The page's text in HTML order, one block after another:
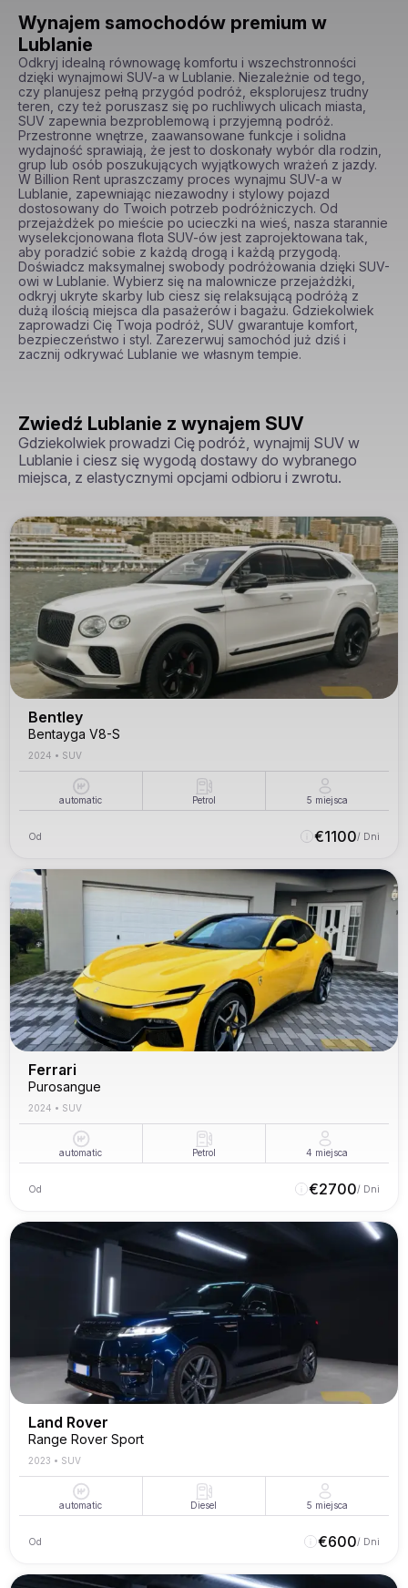
Wynajem samochodów premium w
Lublanie
Odkryj idealną równowagę komfortu i wszechstronności
dzięki wynajmowi SUV-a w Lublanie. Niezależnie od tego,
czy planujesz pełną przygód podróż, eksplorujesz trudny
teren, czy też poruszasz się po ruchliwych ulicach miasta,
SUV zapewnia bezproblemową i przyjemną podróż.
Przestronne wnętrze, zaawansowane funkcje i solidna
wydajność sprawiają, że jest to doskonały wybór dla rodzin,
grup lub osób poszukujących wyjątkowych wrażeń z jazdy.
W Billion Rent upraszczamy proces wynajmu SUV-a w
Lublanie, zapewniając niezawodny i stylowy pojazd
dostosowany do Twoich potrzeb podróżniczych. Od
przejażdżek po mieście po ucieczki na wieś, nasza starannie
wyselekcjonowana flota SUV-ów jest zaprojektowana tak,
aby poradzić sobie z każdą drogą i każdą przygodą.
Doświadcz maksymalnej swobody podróżowania dzięki SUV-
owi w Lublanie. Wybierz się na malownicze przejażdżki,
odkryj ukryte skarby lub ciesz się relaksującą podróżą z
dużą ilością miejsca dla pasażerów i bagażu. Gdziekolwiek
zaprowadzi Cię Twoja podróż, SUV gwarantuje komfort,
bezpieczeństwo i styl. Zarezerwuj samochód już dziś i
zacznij odkrywać Lublanie we własnym tempie.
Zwiedź Lublanie z wynajem SUV
Gdziekolwiek prowadzi Cię podróż, wynajmij SUV w
Lublanie i ciesz się wygodą dostawy do wybranego
miejsca, z elastycznymi opcjami odbioru i zwrotu.
Bentley
Bentayga V8-S
2024 • SUV
automatic Petrol 5 miejsca
Od €1100/ Dni
Ferrari
Purosangue
2024 • SUV
automatic Petrol 4 miejsca
Od €2700/ Dni
Land Rover
Range Rover Sport
2023 • SUV
automatic Diesel 5 miejsca
Od €600/ Dni